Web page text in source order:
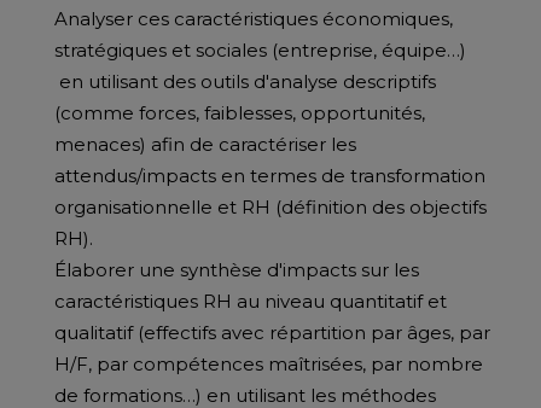
Analyser ces caractéristiques économiques,
stratégiques et sociales (entreprise, équipe…)
en utilisant des outils d'analyse descriptifs
(comme forces, faiblesses, opportunités,
menaces) afin de caractériser les
attendus/impacts en termes de transformation
organisationnelle et RH (définition des objectifs
RH).
Élaborer une synthèse d'impacts sur les
caractéristiques RH au niveau quantitatif et
qualitatif (effectifs avec répartition par âges, par
H/F, par compétences maîtrisées, par nombre
de formations…) en utilisant les méthodes